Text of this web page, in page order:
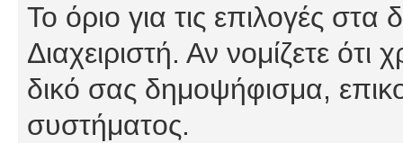
Το όριο για τις επιλογές
Διαχειριστή. Αν νομίζετε ότι
δικό σας δημοψήφισμα,
συστήματος.